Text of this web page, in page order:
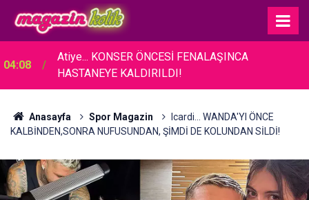
04:08
Atiye... KONSER ÖNCESİ FENALAŞINCA
HASTANEYE KALDIRILDI!
Anasayfa Spor Magazin
Icardi... WANDA'YI ÖNCE
KALBİNDEN,SONRA NUFUSUNDAN, ŞİMDİ DE KOLUNDAN SİLDİ!